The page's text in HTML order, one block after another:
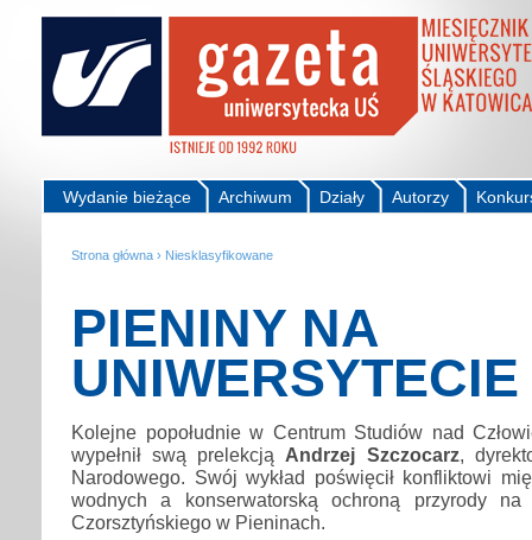
Autorzy
Działy
Archiwum
Wydanie bieżące
Strona główna › Niesklasyfikowane
PIENINY NA
UNIWERSYTECIE
Kolejne popołudnie w Centrum Studiów nad
wypełnił swą prelekcją Andrzej Szczocarz ,
Narodowego. Swój wykład poświęcił konfliktowi
wodnych a konserwatorską ochroną przyrody na
Czorsztyńskiego w Pieninach.